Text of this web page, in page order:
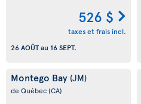
526 $
taxes et frais incl.
26 AOÛTau 16 SEPT.
Montego Bay (JM)
de Québec(CA)